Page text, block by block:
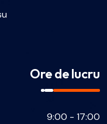
Ore de lucru
9:00 - 17:00